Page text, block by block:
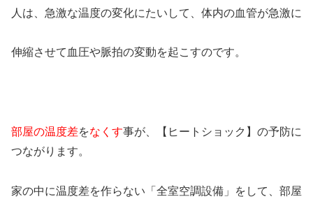
人は、急激な温度の変化にたいして、体内の血管が急激に
伸縮させて血圧や脈拍の変動を起こすのです。
部屋の温度差をなくす事が、【ヒートショック】の予防に
つながります。
家の中に温度差を作らない「全室空調設備」をして、部屋